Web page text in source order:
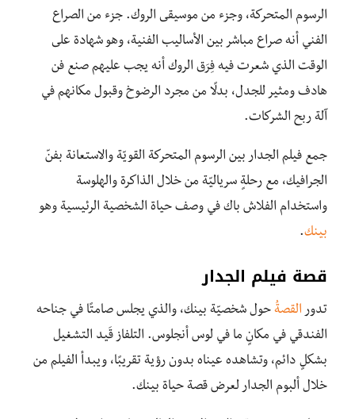
الرسوم المتحركة، وجزء من موسيقى الروك. جزء من الصراع
الفني أنه صراع مباشر بين الأساليب الفنية، وهو شهادة على
الوقت الذي شعرت فيه فِرَق الروك أنه يجب عليهم صنع فن
هادف ومثير للجدل، بدلًا من مجرد الرضوخ وقبول مكانهم في
آلة ربح الشركات.
جمع فيلم الجدار بين الرسوم المتحركة القويّة والاستعانة بفنّ
الجرافيك، مع رحلةٍ سرياليّة من خلال الذاكرة والهلوسة
واستخدام الفلاش باك في وصف حياة الشخصية الرئيسية وهو
بينك.
قصة فيلم الجدار
تدور القصةُ حول شخصيّة بينك، والذي يجلس صامتًا في جناحه
الفندقي في مكانٍ ما في لوس أنجلوس. التلفاز قَيد التشغيل
بشكلٍ دائم، وتشاهده عيناه بدون رؤية تقريبًا، ويبدأ الفيلم من
خلال ألبوم الجدار لعرض قصة حياة بينك.